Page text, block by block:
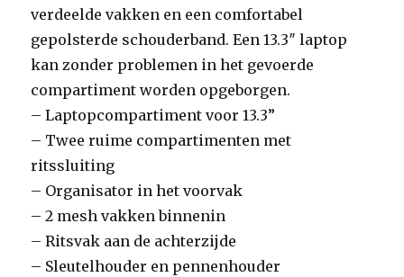
verdeelde vakken en een comfortabel
gepolsterde schouderband. Een 13.3″ laptop
kan zonder problemen in het gevoerde
compartiment worden opgeborgen.
– Laptopcompartiment voor 13.3”
– Twee ruime compartimenten met
ritssluiting
– Organisator in het voorvak
– 2 mesh vakken binnenin
– Ritsvak aan de achterzijde
– Sleutelhouder en pennenhouder